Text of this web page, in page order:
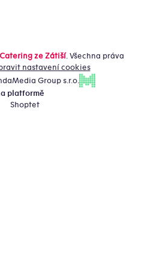
Group s.r.o.
platformě
Shoptet
ze Zátiší. Všechna práva
nastavení cookies